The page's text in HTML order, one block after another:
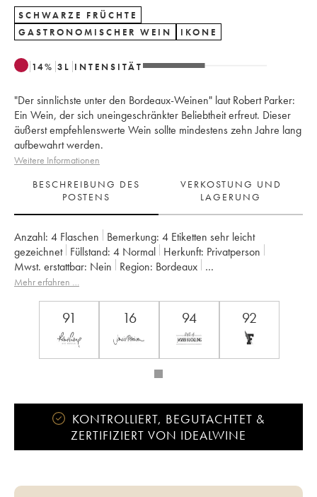
SCHWARZE FRÜCHTE
GASTRONOMISCHER WEIN
IKONE
14% 3 L INTENSITÄT
"Der sinnlichste unter den Bordeaux-Weinen" laut Robert Parker:
Ein Wein, der sich uneingeschränkter Beliebtheit erfreut. Dieser
äußerst empfehlenswerte Wein sollte mindestens zehn Jahre lang
aufbewahrt werden.
Weitere Informationen
BESCHREIBUNG DES
POSTENS
VERKOSTUNG UND
LAGERUNG
Anzahl: 4 Flaschen Bemerkung: 4 Etiketten sehr leicht
gezeichnet Füllstand: 4 Normal Herkunft:
privatperson
Mwst. erstattbar:
nein Region:
Bordeaux
Appellation: Saint-Estèphe
Mehr erfahren …
91 16 94 92
KONTROLLIERT, BEGUTACHTET &
ZERTIFIZIERT VON IDEALWINE